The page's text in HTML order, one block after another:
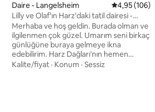
Daire - Langelsheim 5 üzerinden
4,95 (106)
Lilly ve Olaf'ın Harz'daki tatil dairesi -
WLAN
Merhaba ve hoş geldin. Burada olman ve
ilgilenmen çok güzel. Umarım seni birkaç
günlüğüne buraya gelmeye ikna
edebilirim. Harz Dağları'nın hemen
eteklerinde harika bir tatil dairesi
Kalite/fiyat · Konum · Sessiz